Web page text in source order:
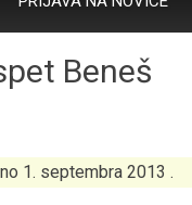
Beneš
1. septembra 2013 .